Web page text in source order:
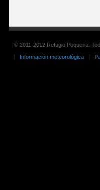
© 2011-2012 Refugio Poqueira.
Información meteorológica